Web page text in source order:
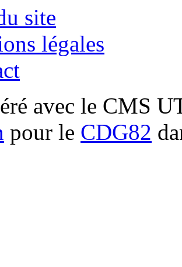
site
légales
avec le CMS
pour le CDG82